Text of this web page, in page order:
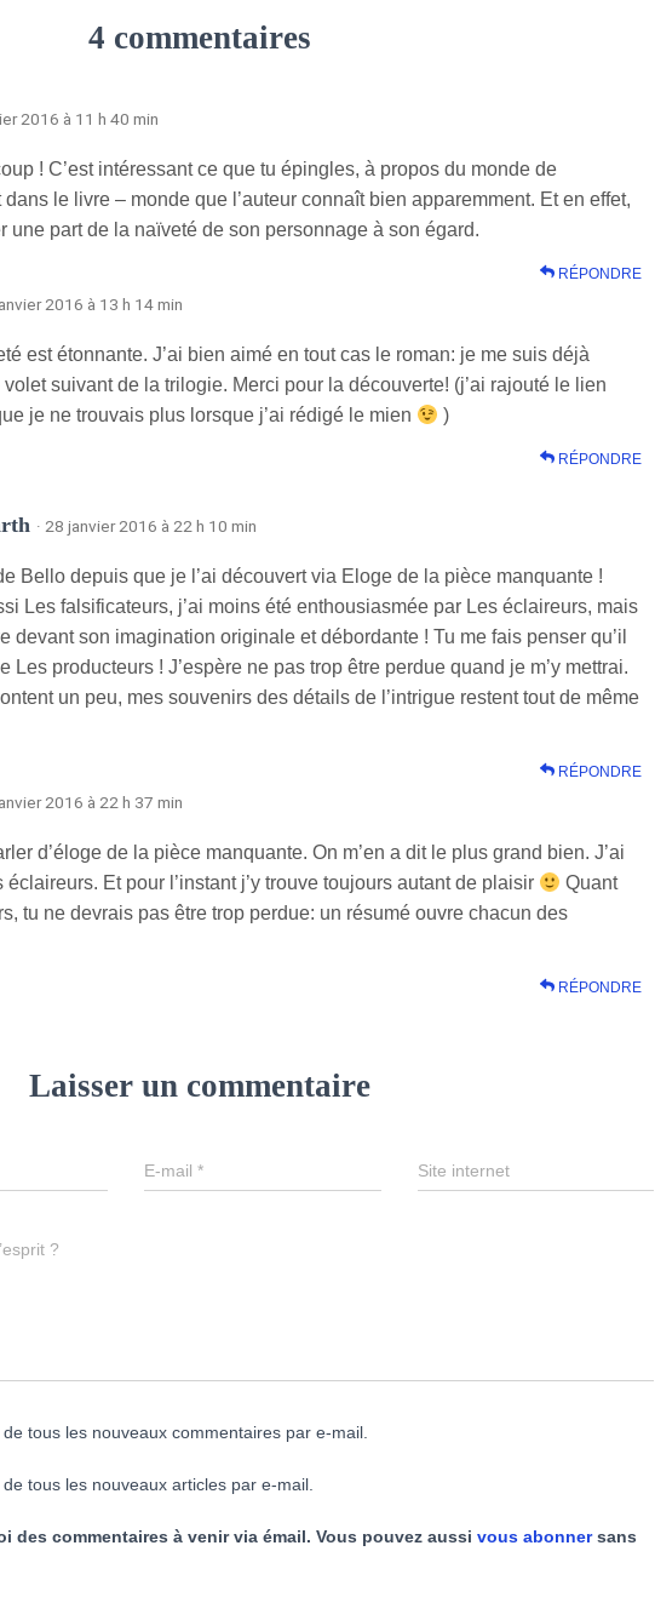
4 commentaires
2016 à 11 h 40 min
! C’est intéressant ce que tu épingles, à propos du monde de
dans le livre – monde que l’auteur connaît bien apparemment. Et en effet,
une part de la naïveté de son personnage à son égard.
RÉPONDRE
2016 à 13 h 14 min
est étonnante. J’ai bien aimé en tout cas le roman: je me suis déjà
suivant de la trilogie. Merci pour la découverte! (j’ai rajouté le lien
je ne trouvais plus lorsque j’ai rédigé le mien
)
RÉPONDRE
· 28 janvier 2016 à 22 h 10 min
Bello depuis que je l’ai découvert via Eloge de la pièce manquante !
Les falsificateurs, j’ai moins été enthousiasmée par Les éclaireurs, mais
devant son imagination originale et débordante ! Tu me fais penser qu’il
Les producteurs ! J’espère ne pas trop être perdue quand je m’y mettrai.
un peu, mes souvenirs des détails de l’intrigue restent tout de même
RÉPONDRE
2016 à 22 h 37 min
d’éloge de la pièce manquante. On m’en a dit le plus grand bien. J’ai
éclaireurs. Et pour l’instant j’y trouve toujours autant de plaisir
Quant
tu ne devrais pas être trop perdue: un résumé ouvre chacun des
RÉPONDRE
Laisser un commentaire
E-mail* Site internet
?
tous les nouveaux commentaires par e-mail.
tous les nouveaux articles par e-mail.
des commentaires à venir via émail. Vous pouvez aussi vous abonnersans